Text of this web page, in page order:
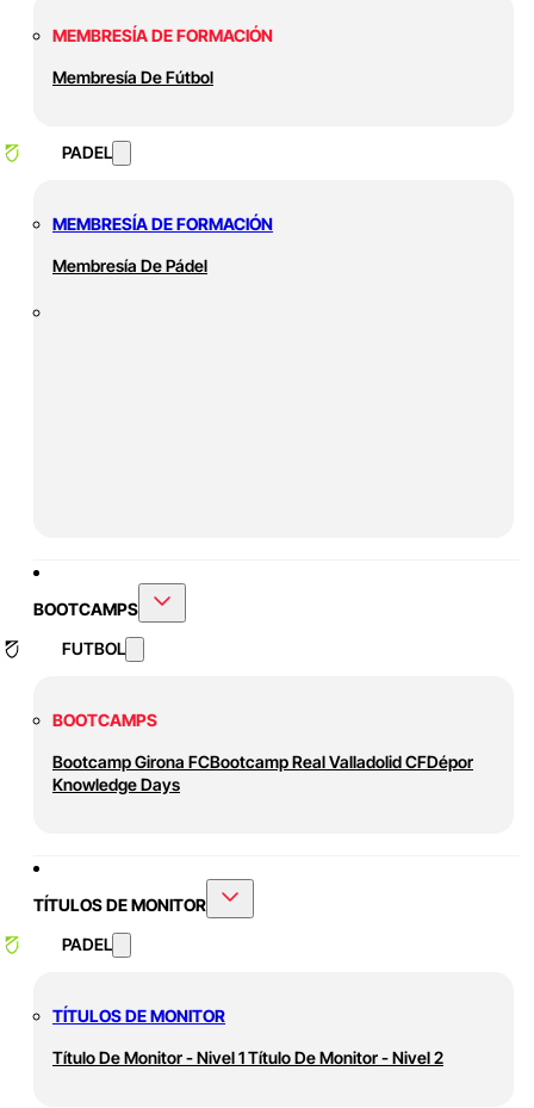
MEMBRESÍA DE FORMACIÓN
Membresía De Fútbol
PADEL
MEMBRESÍA DE FORMACIÓN
Membresía De Pádel
BOOTCAMPS
FUTBOL
BOOTCAMPS
Bootcamp Girona FCBootcamp Real Valladolid CFDépor
Knowledge Days
TÍTULOS DE MONITOR
PADEL
TÍTULOS DE MONITOR
Título De Monitor - Nivel 1Título De Monitor - Nivel 2